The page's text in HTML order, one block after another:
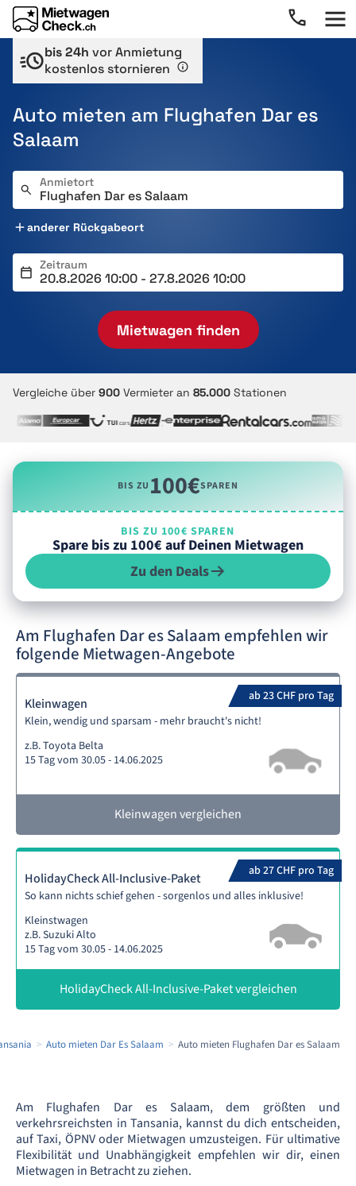
bis 24h vor Anmietung
kostenlos stornieren
Auto mieten am Flughafen Dar es
Salaam
Anmietort
anderer Rückgabeort
Zeitraum
Mietwagen finden
Vergleiche über 900 Vermieter an 85.000 Stationen
BIS ZU100€SPAREN
BIS ZU 100€ SPAREN
Spare bis zu 100€ auf Deinen Mietwagen
Zu den Deals
Am Flughafen Dar es Salaam empfehlen wir
folgende Mietwagen-Angebote
ab 23 CHF pro Tag
Kleinwagen
Klein, wendig und sparsam - mehr braucht's nicht!
z.B. Toyota Belta
15 Tag vom 30.05 - 14.06.2025
Kleinwagen vergleichen
ab 27 CHF pro Tag
HolidayCheck All-Inclusive-Paket
So kann nichts schief gehen - sorgenlos und alles inklusive!
Kleinstwagen
z.B. Suzuki Alto
15 Tag vom 30.05 - 14.06.2025
HolidayCheck All-Inclusive-Paket vergleichen
Auto mieten Dar Es Salaam Auto mieten Flughafen Dar es Salaam
Am Flughafen Dar es Salaam, dem größten und
verkehrsreichsten in Tansania, kannst du dich entscheiden,
auf Taxi, ÖPNV oder Mietwagen umzusteigen. Für ultimative
Flexibilität und Unabhängigkeit empfehlen wir dir, einen
Mietwagen in Betracht zu ziehen.